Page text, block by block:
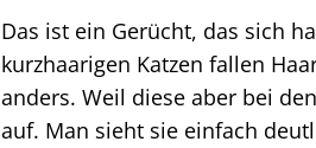
Das ist ein Gerücht, das sich
kurzhaarigen Katzen fallen
anders. Weil diese aber bei
auf. Man sieht sie einfach